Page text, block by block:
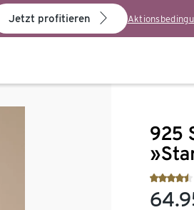
Jetzt profitieren
925